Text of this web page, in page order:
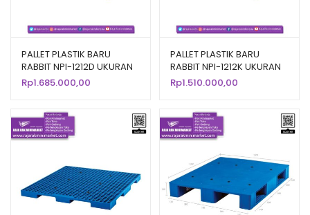
PALLET PLASTIK BARU
RABBIT NPI-1212D UKURAN
120x120x14
Rp1.685.000,00
PALLET PLASTIK BARU
RABBIT NPI-1212K UKURAN
120x120x13,5 CM
Rp1.510.000,00